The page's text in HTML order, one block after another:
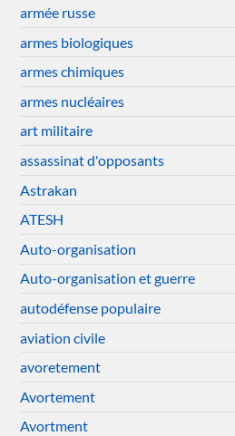
armée russe
armes biologiques
armes chimiques
armes nucléaires
art militaire
assassinat d'opposants
Astrakan
ATESH
Auto-organisation
Auto-organisation et guerre
autodéfense populaire
aviation civile
avoretement
Avortement
Avortment